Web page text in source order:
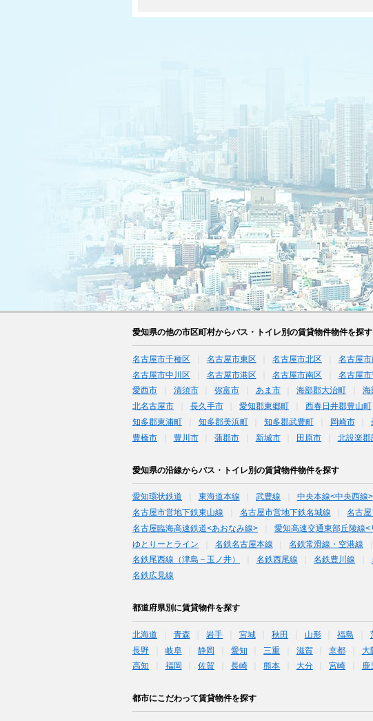
愛知県の他の市区町村からバス・トイレ別の賃貸物件物件を探す
名古屋市千種区 名古屋市東区 名古屋市北区 名古屋市
名古屋市中川区
名古屋市港区 名古屋市南区 名古屋市
愛西市
清須市 弥富市 あま市 海部郡大治町 海
北名古屋市
長久手市 愛知郡東郷町 西春日井郡豊山町
知多郡東浦町
知多郡美浜町 知多郡武豊町 岡崎市
豊橋市
豊川市 蒲郡市 新城市 田原市 北設楽郡
愛知県の沿線からバス・トイレ別の賃貸物件物件を探す
愛知環状鉄道 東海道本線 武豊線 中央本線<中央西線>
名古屋市営地下鉄東山線
名古屋市営地下鉄名城線 名古
名古屋臨海高速鉄道<あおなみ線>
愛知高速交通東部丘陵線<
ゆとりーとライン
名鉄名古屋本線 名鉄常滑線・空港線
名鉄尾西線（津島－玉ノ井）
名鉄西尾線 名鉄豊川線
名鉄広見線
都道府県別に賃貸物件を探す
北海道 青森 岩手 宮城 秋田 山形 福島
長野
岐阜 静岡 愛知 三重 滋賀 京都 大
高知
福岡 佐賀 長崎 熊本 大分 宮崎 鹿
都市にこだわって賃貸物件を探す